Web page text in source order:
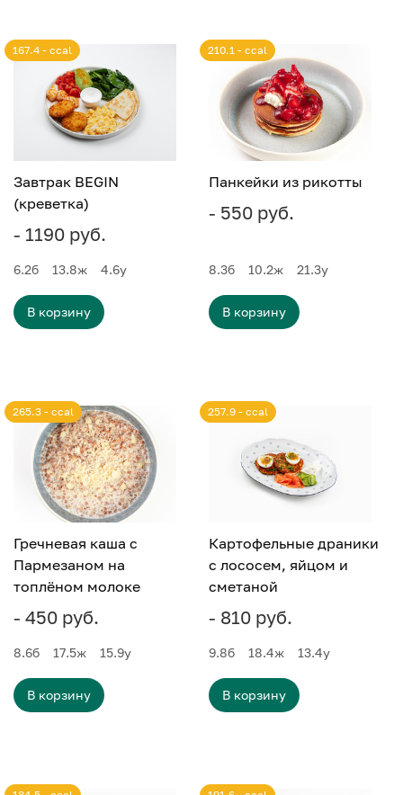
Завтрак BEGIN
(креветка)
- 1190 руб.
167.4 - ccal
6.2б 13.8ж 4.6у
В корзину
Панкейки из рикотты
- 550 руб.
210.1 - ccal
8.3б 10.2ж 21.3у
В корзину
Гречневая каша с
Пармезаном на
топлёном молоке
- 450 руб.
265.3 - ccal
8.6б 17.5ж 15.9у
В корзину
Картофельные драники
с лососем, яйцом и
сметаной
- 810 руб.
257.9 - ccal
9.8б 18.4ж 13.4у
В корзину